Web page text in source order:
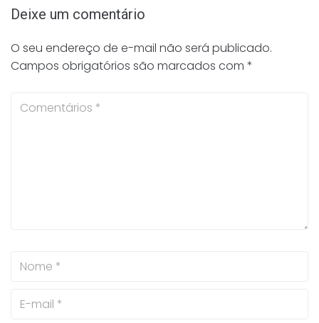
Deixe um comentário
O seu endereço de e-mail não será publicado.
Campos obrigatórios são marcados com *